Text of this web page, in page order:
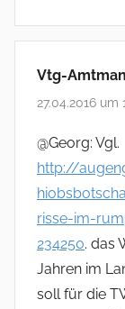
Vtg-
27.04.2016 um
@Georg: Vgl.
http://
risse-im-
234250. das
Jahren im
soll für die